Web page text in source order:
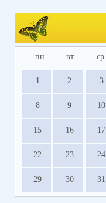
пн вт ср
1 2 3
8 9 10
15 16 17
22 23 24
29 30 31